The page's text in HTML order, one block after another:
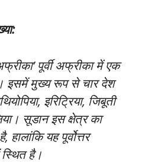
पूर्वी अफ्रीका में एक
इसमें मुख्य रूप से चार देश
इरिट्रिया, जिबूती
सूडान इस क्षेत्र का
हालांकि यह पूर्वोत्तर
है।